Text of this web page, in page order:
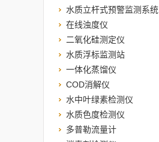
水质立杆式预警监测系统
在线浊度仪
二氧化硅测定仪
水质浮标监测站
一体化蒸馏仪
COD消解仪
水中叶绿素检测仪
水质色度检测仪
多普勒流量计